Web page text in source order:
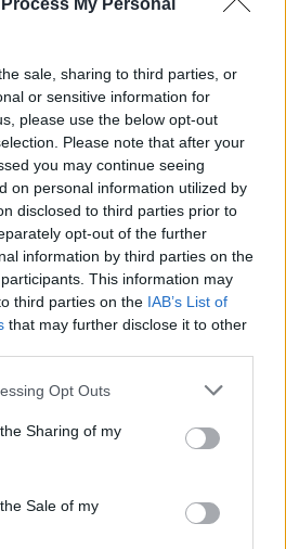
My Personal
sale, sharing to third parties, or
or sensitive information for
please use the below opt-out
Please note that after your
you may continue seeing
on personal information utilized by
disclosed to third parties prior to
opt-out of the further
information by third parties on the
This information may
third parties on the IAB’s List of
that may further disclose it to other
Opt Outs
Sharing of my
Sale of my
στο Stivostime των